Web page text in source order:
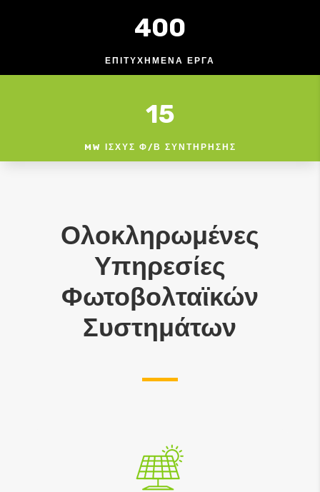
400
ΕΠΙΤΥΧΗΜΕΝΑ ΕΡΓΑ
15
MW ΙΣΧΥΣ Φ/Β ΣΥΝΤΗΡΗΣΗΣ
Ολοκληρωμένες
Υπηρεσίες
Φωτοβολταϊκών
Συστημάτων